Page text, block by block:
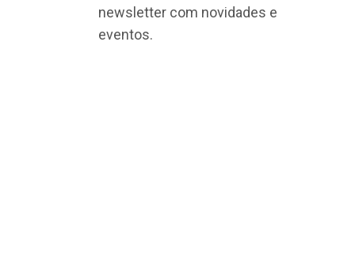
newsletter com novidades e
eventos.